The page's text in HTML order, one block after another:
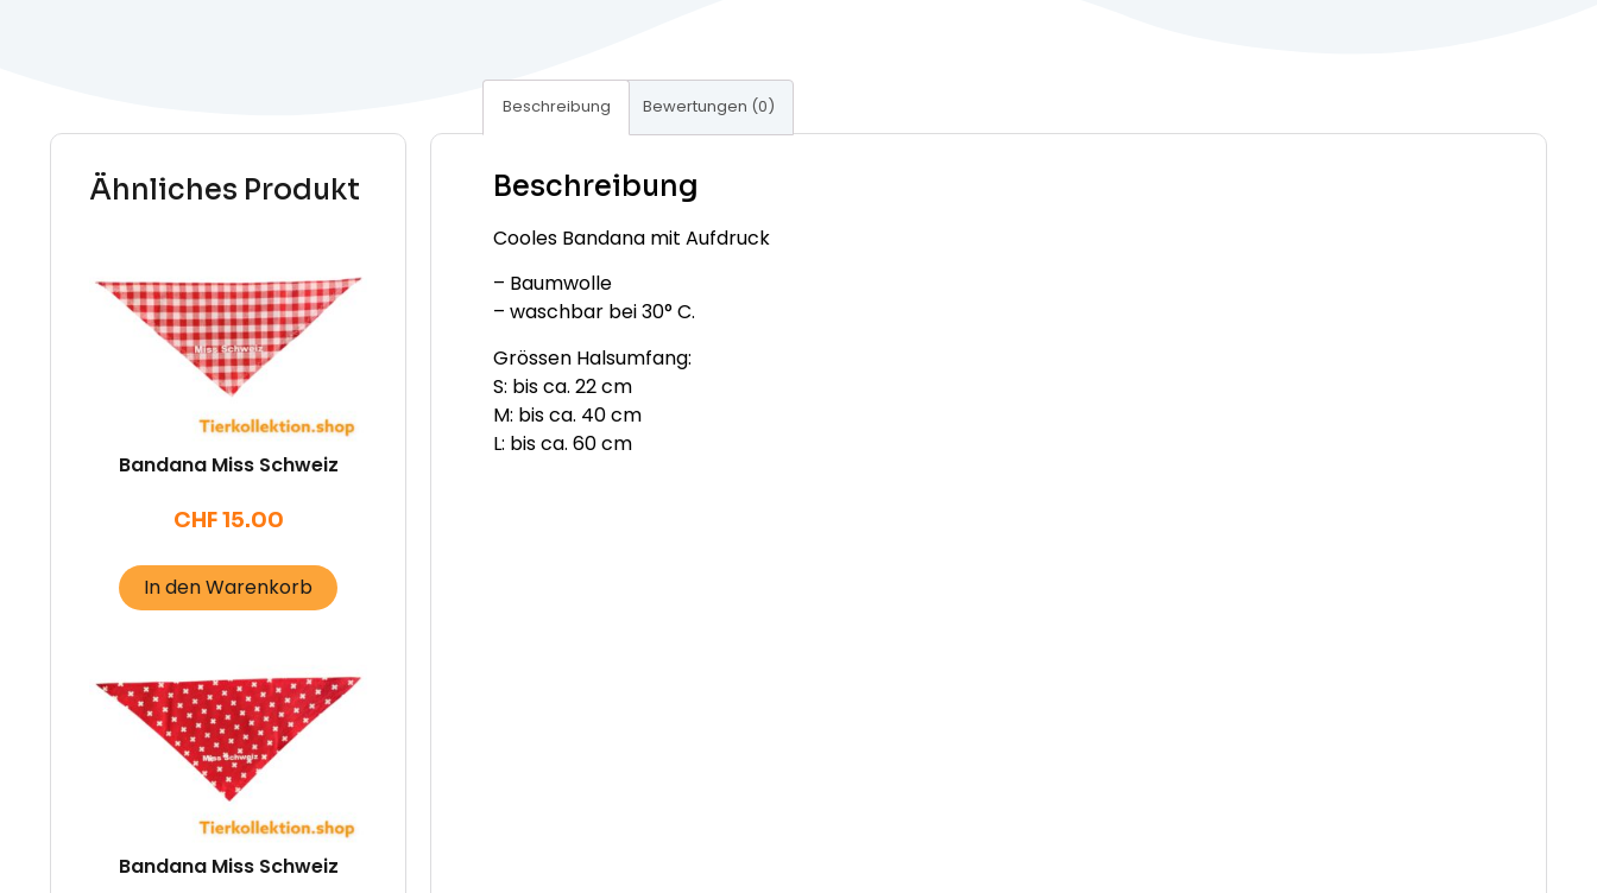
Ähnliches Produkt
Bandana Miss Schweiz
CHF15.00
In den Warenkorb
Bandana Miss Schweiz
Beschreibung Bewertungen (0)
Beschreibung
Cooles Bandana mit Aufdruck
– Baumwolle
– waschbar bei 30° C.
Grössen Halsumfang:
S: bis ca. 22 cm
M: bis ca. 40 cm
L: bis ca. 60 cm